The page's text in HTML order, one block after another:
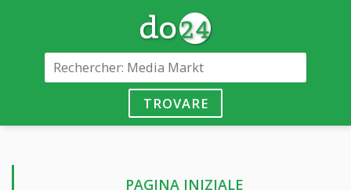
TROVARE
PAGINA INIZIALE